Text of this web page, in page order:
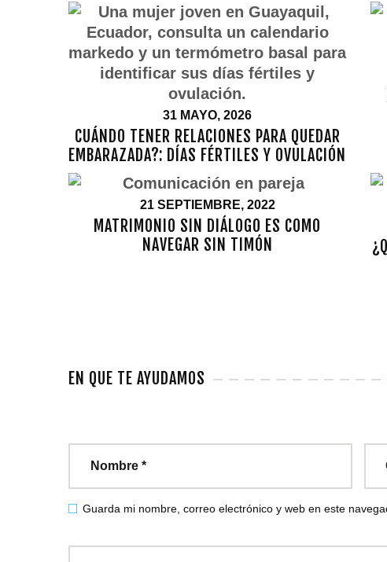
31 MAYO, 2026
CUÁNDO TENER RELACIONES PARA QUEDAR
EMBARAZADA?: DÍAS FÉRTILES Y OVULACIÓN
21 SEPTIEMBRE, 2022
MATRIMONIO SIN DIÁLOGO ES COMO
NAVEGAR SIN TIMÓN
EN QUE TE AYUDAMOS
Guarda mi nombre, correo electrónico y web en este